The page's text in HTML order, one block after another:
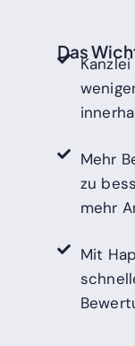
Das
Mehr
zu
mehr
Mit